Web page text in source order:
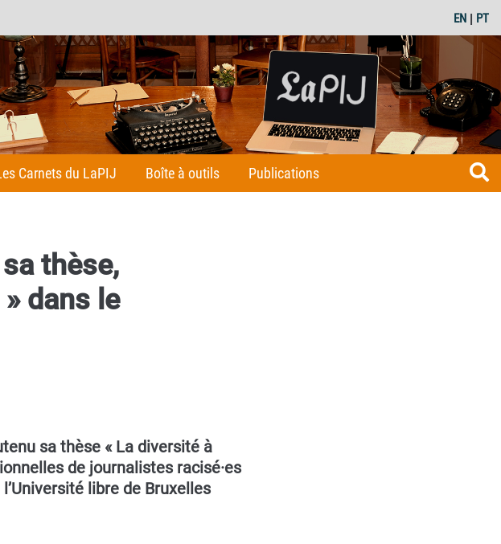
EN | PT
Carnets du LaPIJ Boîte à outils Publications
thèse,
dans le
sa thèse « La diversité à
de journalistes racisé·es
libre de Bruxelles